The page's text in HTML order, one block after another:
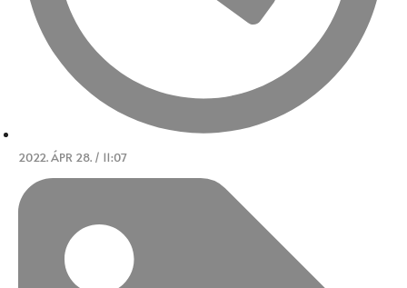
2022. ÁPR 28. / 11:07